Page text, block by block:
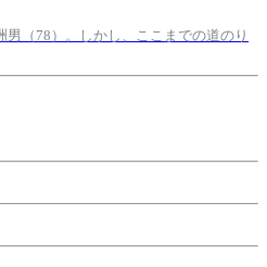
（78）。しかし、ここまでの道のり